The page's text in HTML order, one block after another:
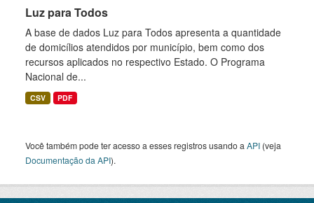
Luz para Todos
A base de dados Luz para Todos apresenta a quantidade
de domicílios atendidos por município, bem como dos
recursos aplicados no respectivo Estado. O Programa
Nacional de...
CSV PDF
Você também pode ter acesso a esses registros usando a API (veja
Documentação da API).